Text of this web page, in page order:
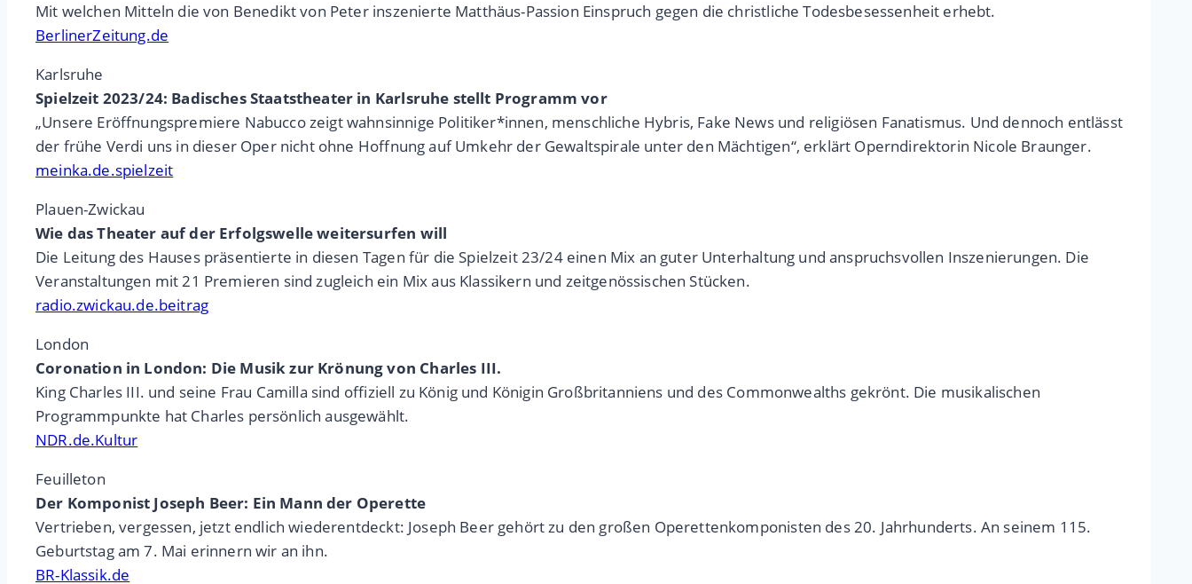
Mit welchen Mitteln die von Benedikt von Peter inszenierte Matthäus-Passion Einspruch gegen die christliche Todesbesessenheit erhebt.
BerlinerZeitung.de
Karlsruhe
Spielzeit 2023/24: Badisches Staatstheater in Karlsruhe stellt Programm vor
„Unsere Eröffnungspremiere Nabucco zeigt wahnsinnige Politiker*innen, menschliche Hybris, Fake News und religiösen Fanatismus. Und dennoch entlässt
der frühe Verdi uns in dieser Oper nicht ohne Hoffnung auf Umkehr der Gewaltspirale unter den Mächtigen“, erklärt Operndirektorin Nicole Braunger.
meinka.de.spielzeit
Plauen-Zwickau
Wie das Theater auf der Erfolgswelle weitersurfen will
Die Leitung des Hauses präsentierte in diesen Tagen für die Spielzeit 23/24 einen Mix an guter Unterhaltung und anspruchsvollen Inszenierungen. Die
Veranstaltungen mit 21 Premieren sind zugleich ein Mix aus Klassikern und zeitgenössischen Stücken.
radio.zwickau.de.beitrag
London
Coronation in London: Die Musik zur Krönung von Charles III.
King Charles III. und seine Frau Camilla sind offiziell zu König und Königin Großbritanniens und des Commonwealths gekrönt. Die musikalischen
Programmpunkte hat Charles persönlich ausgewählt.
NDR.de.Kultur
Feuilleton
Der Komponist Joseph Beer: Ein Mann der Operette
Vertrieben, vergessen, jetzt endlich wiederentdeckt: Joseph Beer gehört zu den großen Operettenkomponisten des 20. Jahrhunderts. An seinem 115.
Geburtstag am 7. Mai erinnern wir an ihn.
BR-Klassik.de